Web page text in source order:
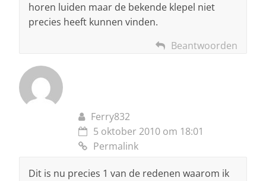
horen luiden maar de bekende klepel niet
precies heeft kunnen vinden.
Beantwoorden
Ferry832
5 oktober 2010 om 18:01
Permalink
Dit is nu precies 1 van de redenen waarom ik